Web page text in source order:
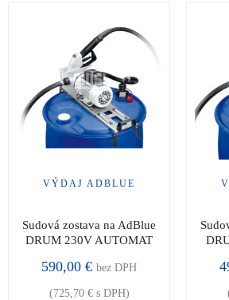
VÝDAJ ADBLUE
Sudová zostava na AdBlue
DRUM 230V AUTOMAT
590,00 € bez DPH
(725,70 €s DPH)